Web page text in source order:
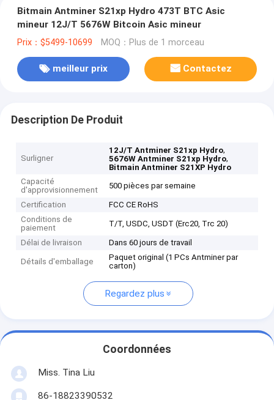
Bitmain Antminer S21xp Hydro 473T BTC Asic
mineur 12J/T 5676W Bitcoin Asic mineur
Prix：$5499-10699 MOQ：Plus de 1 morceau
meilleur prix Contactez
Description De Produit
Surligner
12J/T Antminer S21xp Hydro,
5676W Antminer S21xp Hydro,
Bitmain Antminer S21XP Hydro
Capacité
d'approvisionnement
500 pièces par semaine
Certification
FCC CE RoHS
Conditions de
paiement
T/T, USDC, USDT (Erc20, Trc 20)
Délai de livraison Dans 60 jours de travail
Détails d'emballage
Paquet original (1 PCs Antminer par
carton)
Regardez plus
Coordonnées
Miss. Tina Liu
86-18823390532